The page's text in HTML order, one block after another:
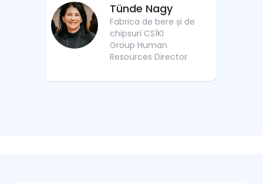
Tünde Nagy
Fabrica de bere și de
chipsuri CSÍKI
Group Human
Resources Director